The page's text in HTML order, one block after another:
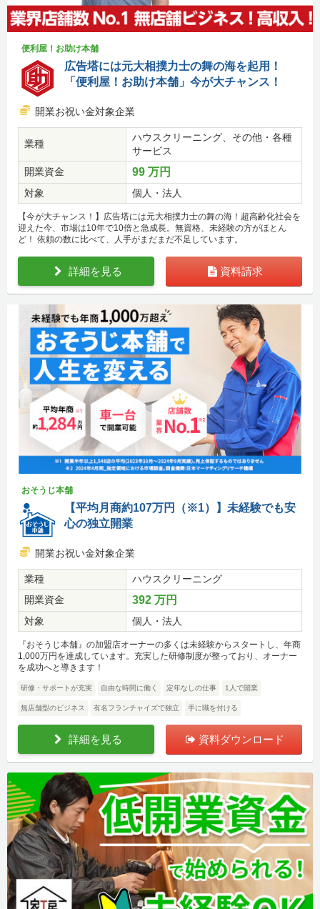
便利屋！お助け本舗
広告塔には元大相撲力士の舞の海を起用！
「便利屋！お助け本舗」今が大チャンス！
開業お祝い金対象企業
業種
ハウスクリーニング、その他・各種
サービス
開業資金
99 万円
対象 個人・法人
【今が大チャンス！】広告塔には元大相撲力士の舞の海！超高齢化社会を
迎えた今、市場は10年で10倍と急成長。無資格、未経験の方がほとん
ど！ 依頼の数に比べて、人手がまだまだ不足しています。
詳細を見る 資料請求
おそうじ本舗
【平均月商約107万円（※1）】未経験でも安
心の独立開業
開業お祝い金対象企業
業種
ハウスクリーニング
開業資金
392 万円
対象 個人・法人
『おそうじ本舗』の加盟店オーナーの多くは未経験からスタートし、年商
1,000万円を達成しています。充実した研修制度が整っており、オーナー
を成功へと導きます！
研修・サポートが充実 自由な時間に働く 定年なしの仕事 1人で開業
無店舗型のビジネス 有名フランチャイズで独立 手に職を付ける
詳細を見る 資料ダウンロード